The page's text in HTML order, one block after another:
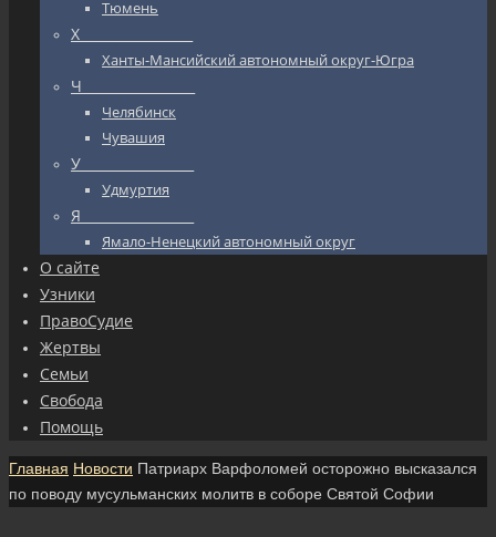
Тюмень
Х_________________
Ханты-Мансийский автономный округ-Югра
Ч_________________
Челябинск
Чувашия
У_________________
Удмуртия
Я_________________
Ямало-Ненецкий автономный округ
О сайте
Узники
ПравоСудие
Жертвы
Семьи
Свобода
Помощь
Главная Новости Патриарх Варфоломей осторожно высказался
по поводу мусульманских молитв в соборе Святой Софии